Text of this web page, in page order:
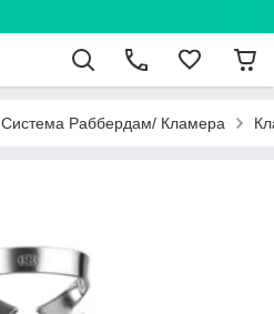
Система Раббердам/ Кламера